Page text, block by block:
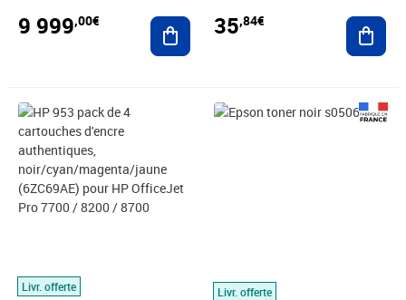
9 999,00€ Ajouter au panier
35,84€
Livr. offerte
Prix 135,25€
Livr. offerte
Prix 9 999,00€